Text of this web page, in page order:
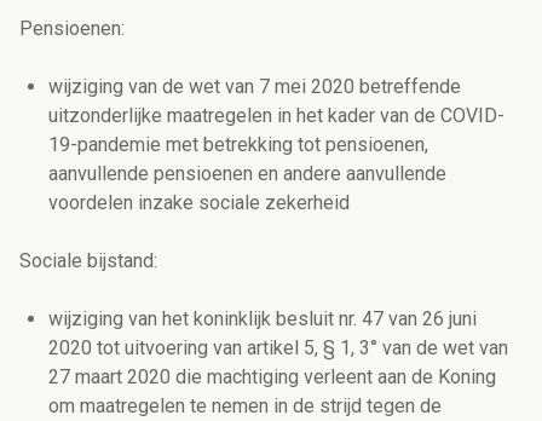
Pensioenen:
wijziging van de wet van 7 mei 2020 betreffende
uitzonderlijke maatregelen in het kader van de COVID-
19-pandemie met betrekking tot pensioenen,
aanvullende pensioenen en andere aanvullende
voordelen inzake sociale zekerheid
Sociale bijstand:
wijziging van het koninklijk besluit nr. 47 van 26 juni
2020 tot uitvoering van artikel 5, § 1, 3° van de wet van
27 maart 2020 die machtiging verleent aan de Koning
om maatregelen te nemen in de strijd tegen de